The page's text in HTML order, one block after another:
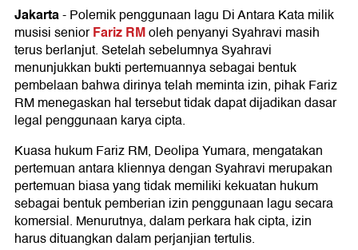
Jakarta-Polemik penggunaan lagu Di Antara Kata milik
musisi seniorFariz RMoleh penyanyi Syahravi masih
terus berlanjut. Setelah sebelumnya Syahravi
menunjukkan bukti pertemuannya sebagai bentuk
pembelaan bahwa dirinya telah meminta izin, pihak Fariz
RM menegaskan hal tersebut tidak dapat dijadikan dasar
legal penggunaan karya cipta.
Kuasa hukum Fariz RM, Deolipa Yumara, mengatakan
pertemuan antara kliennya dengan Syahravi merupakan
pertemuan biasa yang tidak memiliki kekuatan hukum
sebagai bentuk pemberian izin penggunaan lagu secara
komersial. Menurutnya, dalam perkara hak cipta, izin
harus dituangkan dalam perjanjian tertulis.